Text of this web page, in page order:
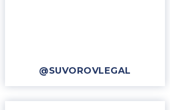
@SUVOROVLEGAL